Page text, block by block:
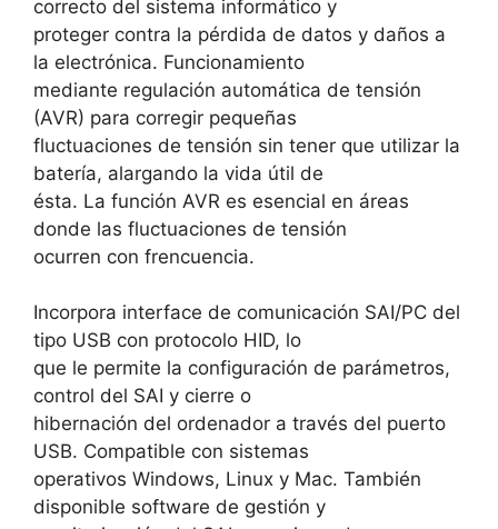
correcto del sistema informático y
proteger contra la pérdida de datos y daños a
la electrónica. Funcionamiento
mediante regulación automática de tensión
(AVR) para corregir pequeñas
fluctuaciones de tensión sin tener que utilizar la
batería, alargando la vida útil de
ésta. La función AVR es esencial en áreas
donde las fluctuaciones de tensión
ocurren con frencuencia.
Incorpora interface de comunicación SAI/PC del
tipo USB con protocolo HID, lo
que le permite la configuración de parámetros,
control del SAI y cierre o
hibernación del ordenador a través del puerto
USB. Compatible con sistemas
operativos Windows, Linux y Mac. También
disponible software de gestión y